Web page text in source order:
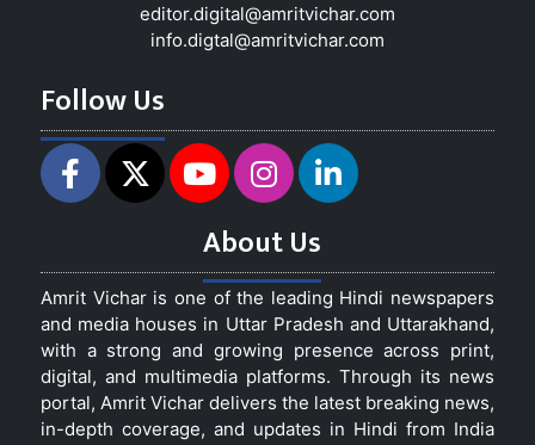
editor.digital@amritvichar.com
info.digtal@amritvichar.com
Follow Us
About Us
Amrit Vichar is one of the leading Hindi newspapers
and media houses in Uttar Pradesh and Uttarakhand,
with a strong and growing presence across print,
digital, and multimedia platforms. Through its news
portal, Amrit Vichar delivers the latest breaking news,
in-depth coverage, and updates in Hindi from India